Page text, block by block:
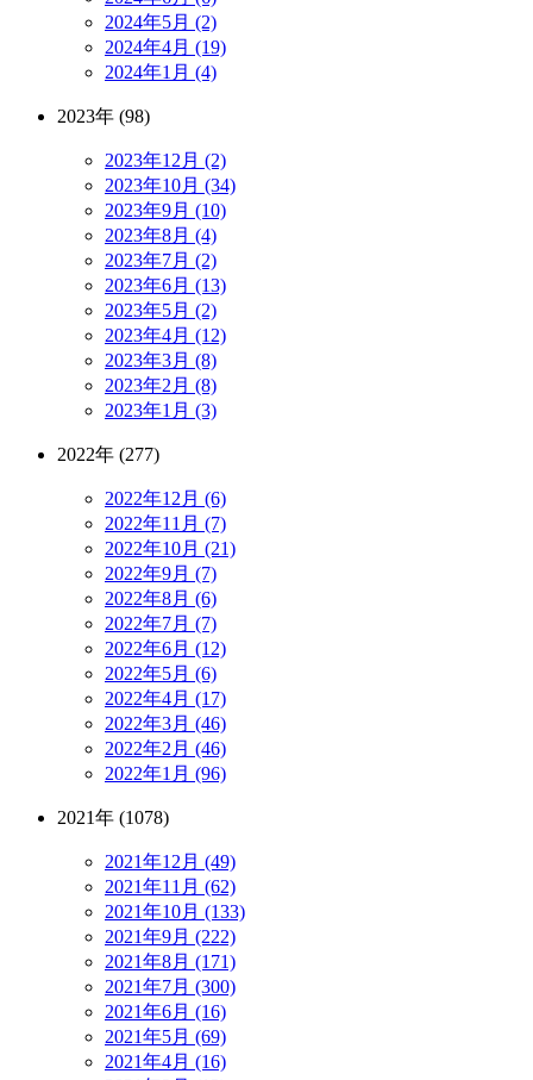
2024年5月 (2)
2024年4月 (19)
2024年1月 (4)
2023年 (98)
2023年12月 (2)
2023年10月 (34)
2023年9月 (10)
2023年8月 (4)
2023年7月 (2)
2023年6月 (13)
2023年5月 (2)
2023年4月 (12)
2023年3月 (8)
2023年2月 (8)
2023年1月 (3)
2022年 (277)
2022年12月 (6)
2022年11月 (7)
2022年10月 (21)
2022年9月 (7)
2022年8月 (6)
2022年7月 (7)
2022年6月 (12)
2022年5月 (6)
2022年4月 (17)
2022年3月 (46)
2022年2月 (46)
2022年1月 (96)
2021年 (1078)
2021年12月 (49)
2021年11月 (62)
2021年10月 (133)
2021年9月 (222)
2021年8月 (171)
2021年7月 (300)
2021年6月 (16)
2021年5月 (69)
2021年4月 (16)